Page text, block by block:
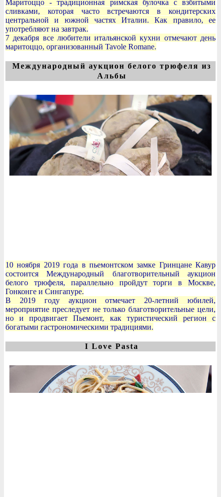
Маритоццо - традиционная римская булочка с взбитыми
сливками, которая часто встречаются в кондитерских
центральной и южной частях Италии. Как правило, ее
употребляют на завтрак.
7 декабря все любители итальянской кухни отмечают день
маритоццо, организованный Tavole Romane.
Международный аукцион белого трюфеля из
Альбы
10 ноября 2019 года в пьемонтском замке Гринцане Кавур
состоится Международный благотворительный аукцион
белого трюфеля, параллельно пройдут торги в Москве,
Гонконге и Сингапуре.
В 2019 году аукцион отмечает 20-летний юбилей,
мероприятие преследует не только благотворительные цели,
но и продвигает Пьемонт, как туристический регион с
богатыми гастрономическими традициями.
I Love Pasta